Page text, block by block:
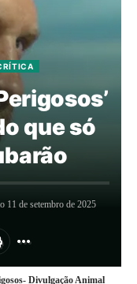
que só
11 de setembro de 2025
Divulgação Animal